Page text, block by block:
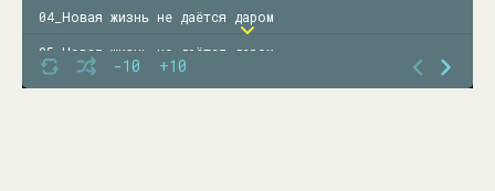
-10 +10
04_Новая жизнь не даётся даром
05_Новая жизнь не даётся даром